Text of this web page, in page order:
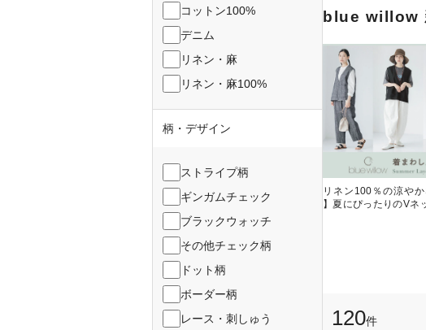
コットン100%
デニム
リネン・麻
リネン・麻100%
柄・デザイン
ストライプ柄
ギンガムチェック
ブラックウォッチ
その他チェック柄
ドット柄
ボーダー柄
レース・刺しゅう
blue willow
リネン100％の涼や
】夏にぴったりのVネ
120件